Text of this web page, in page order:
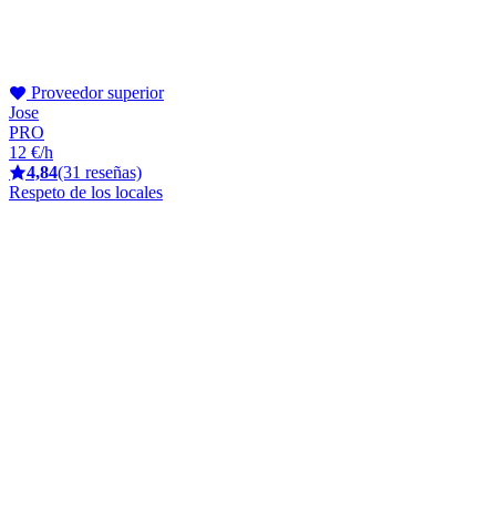
Proveedor superior
Jose
PRO
12 €/h
4,84(31 reseñas)
Respeto de los locales